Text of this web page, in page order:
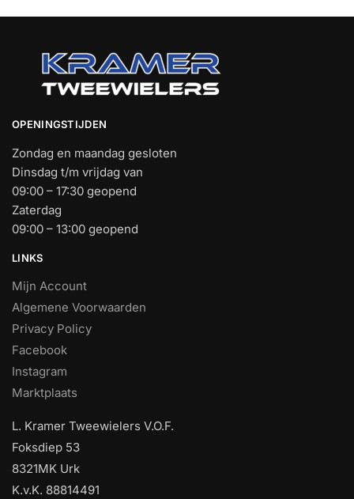
OPENINGSTIJDEN
Zondag en maandag gesloten
Dinsdag t/m vrijdag van
09:00 – 17:30 geopend
Zaterdag
09:00 – 13:00 geopend
LINKS
Mijn Account
Algemene Voorwaarden
Privacy Policy
Facebook
Instagram
Marktplaats
L. Kramer Tweewielers V.O.F.
Foksdiep 53
8321MK Urk
K.v.K. 88814491